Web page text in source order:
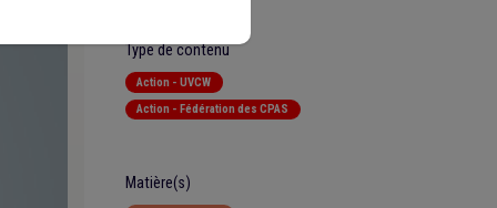
Type de contenu
Action - UVCW
Action - Fédération des CPAS
Matière(s)